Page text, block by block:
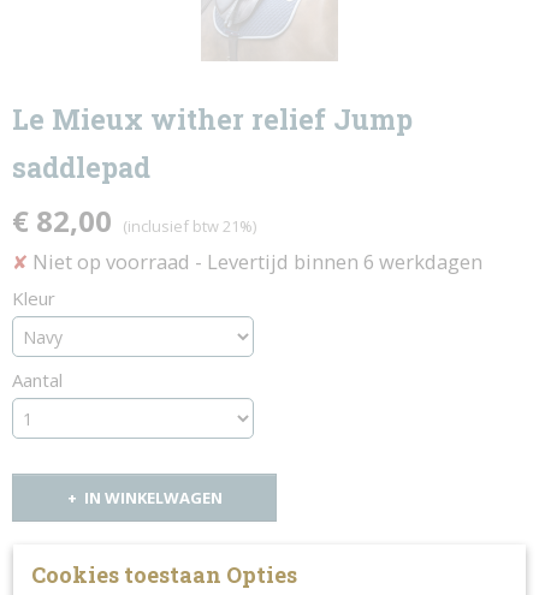
Le Mieux wither relief Jump
saddlepad
€ 82,00 (inclusief btw 21%)
✘ Niet op voorraad - Levertijd binnen 6 werkdagen
Kleur
Aantal
IN WINKELWAGEN
Specificaties
Cookies toestaan Opties